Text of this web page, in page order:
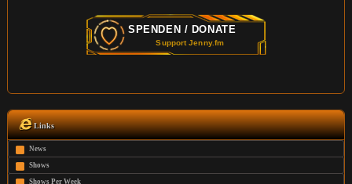
Links
News
Shows
Shows Per Week